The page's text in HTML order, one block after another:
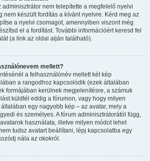
adminisztrátor nem telepítette a megfelelő nyelvi
nem készült fordítás a kívánt nyelvre. Kérd meg az
a nyelvi csomagot, amennyiben viszont még
el a fordítást. További információért keresd fel
(a link az oldal alján található).
mellett?
a felhasználónév mellett két kép
a rangodhoz kapcsolódik (ezek általában
formájában kerülnek megjelenítésre, a számuk
küldtél eddig a fórumon, vagy hogy milyen
egy nagyobb kép – az avatar, mely a
és személyes. A fórum adminisztrátorától függ,
használata, illetve milyen módot lehet
tudsz avatart beállítani, lépj kapcsolatba egy
nála az okokról.